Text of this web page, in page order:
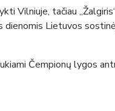
Vilniuje, tačiau
Lietuvos
Čempionų lygos